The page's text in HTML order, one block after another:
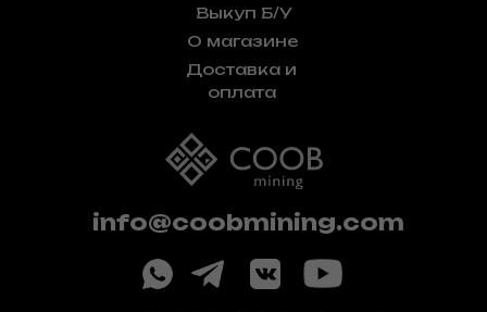
О магазине
Выкуп Б/У
Доставка и
оплата
info@coobmining.com